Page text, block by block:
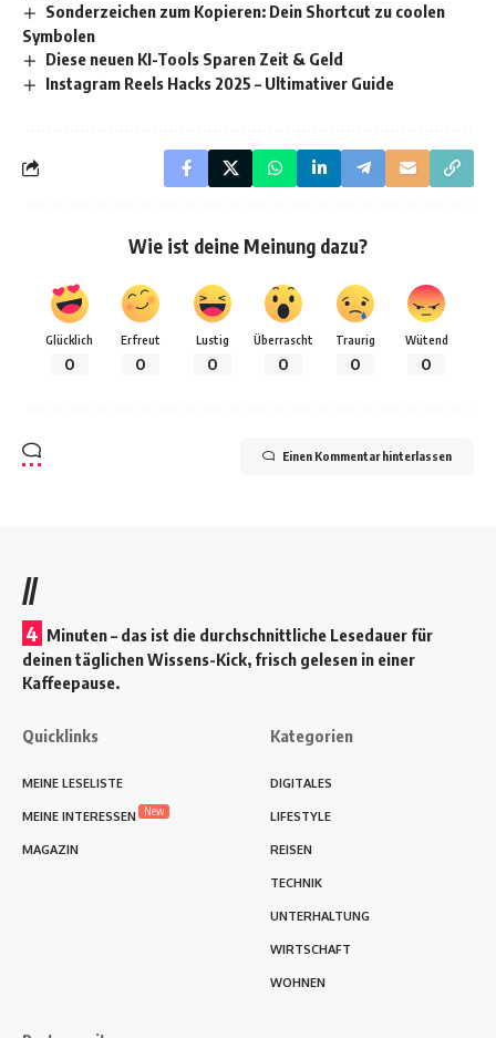
Sonderzeichen zum Kopieren: Dein Shortcut zu coolen
Symbolen
Diese neuen KI-Tools Sparen Zeit & Geld
Instagram Reels Hacks 2025 – Ultimativer Guide
Wie ist deine Meinung dazu?
Glücklich
0
Erfreut
0
Lustig
0
Überrascht
0
Traurig
0
Wütend
0
Einen Kommentar hinterlassen
//
4 Minuten – das ist die durchschnittliche Lesedauer für
deinen täglichen Wissens-Kick, frisch gelesen in einer
Kaffeepause.
Quicklinks
MEINE LESELISTE
MEINE INTERESSEN New
MAGAZIN
Kategorien
DIGITALES
LIFESTYLE
REISEN
TECHNIK
UNTERHALTUNG
WIRTSCHAFT
WOHNEN